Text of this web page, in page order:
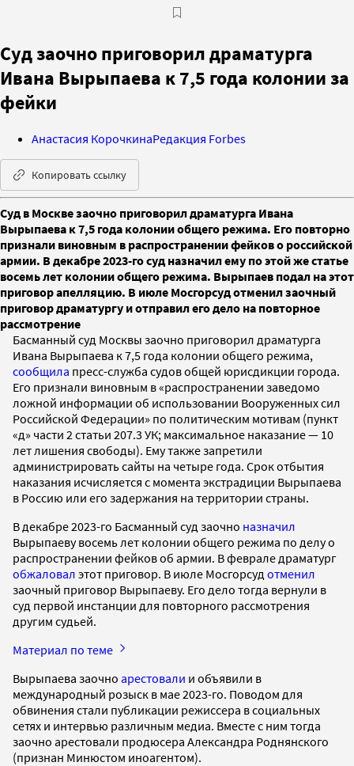
Суд заочно приговорил драматурга
Ивана Вырыпаева к 7,5 года колонии за
фейки
Анастасия КорочкинаРедакция Forbes
Копировать ссылку
Суд в Москве заочно приговорил драматурга Ивана
Вырыпаева к 7,5 года колонии общего режима. Его повторно
признали виновным в распространении фейков о российской
армии. В декабре 2023-го суд назначил ему по этой же статье
восемь лет колонии общего режима. Вырыпаев подал на этот
приговор апелляцию. В июле Мосгорсуд отменил заочный
приговор драматургу и отправил его дело на повторное
рассмотрение
Басманный суд Москвы заочно приговорил драматурга
Ивана Вырыпаева к 7,5 года колонии общего режима,
сообщила пресс-служба судов общей юрисдикции города.
Его признали виновным в «распространении заведомо
ложной информации об использовании Вооруженных сил
Российской Федерации» по политическим мотивам (пункт
«д» части 2 статьи 207.3 УК; максимальное наказание — 10
лет лишения свободы). Ему также запретили
администрировать сайты на четыре года. Срок отбытия
наказания исчисляется с момента экстрадиции Вырыпаева
в Россию или его задержания на территории страны.
В декабре 2023-го Басманный суд заочно назначил
Вырыпаеву восемь лет колонии общего режима по делу о
распространении фейков об армии. В феврале драматург
обжаловал этот приговор. В июле Мосгорсуд отменил
заочный приговор Вырыпаеву. Его дело тогда вернули в
суд первой инстанции для повторного рассмотрения
другим судьей.
Материал по теме
Вырыпаева заочно арестовали и объявили в
международный розыск в мае 2023-го. Поводом для
обвинения стали публикации режиссера в социальных
сетях и интервью различным медиа. Вместе с ним тогда
заочно арестовали продюсера Александра Роднянского
(признан Минюстом иноагентом).